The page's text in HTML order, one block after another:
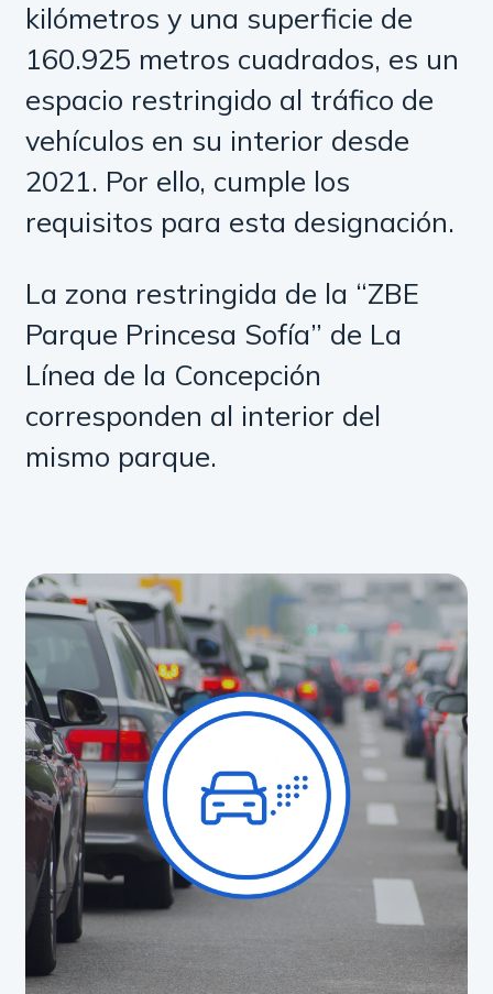
kilómetros y una superficie de
160.925 metros cuadrados, es un
espacio restringido al tráfico de
vehículos en su interior desde
2021. Por ello, cumple los
requisitos para esta designación.
La zona restringida de la “ZBE
Parque Princesa Sofía” de La
Línea de la Concepción
corresponden al interior del
mismo parque.